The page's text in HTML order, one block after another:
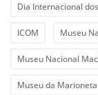
Dia Internacional
ICOM Museu
Museu Nacional
Museu da Marioneta